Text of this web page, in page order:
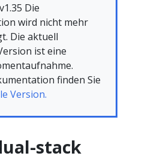
Die
wird nicht mehr
Die aktuell
ist eine
finden Sie
Version.
stack